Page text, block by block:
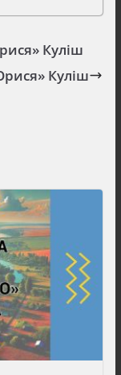
Куліш
Куліш